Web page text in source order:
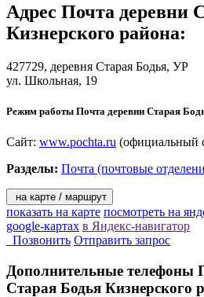
Адрес Почта деревни
Кизнерского района:
427729, деревня Старая Бодья, УР
ул. Школьная, 19
Режим работы Почта деревни Старая
Сайт: www.pochta.ru (официальный
Разделы: Почта (почтовые
на карте / маршрут
показать на карте посмотреть на
google-картах в Яндекс-навигатор
Позвонить Отправить запрос
Дополнительные телефоны
Старая Бодья Кизнерского